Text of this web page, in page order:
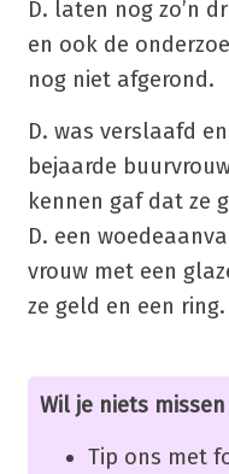
D. laten nog zo’n
en ook de
nog niet afgerond.
D. was verslaafd
bejaarde
kennen gaf dat ze
D. een
vrouw met een
ze geld en een ring.
Wil je niets
Tip ons met